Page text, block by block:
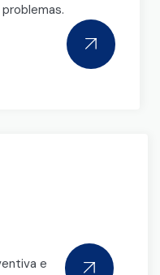
problemas.
e